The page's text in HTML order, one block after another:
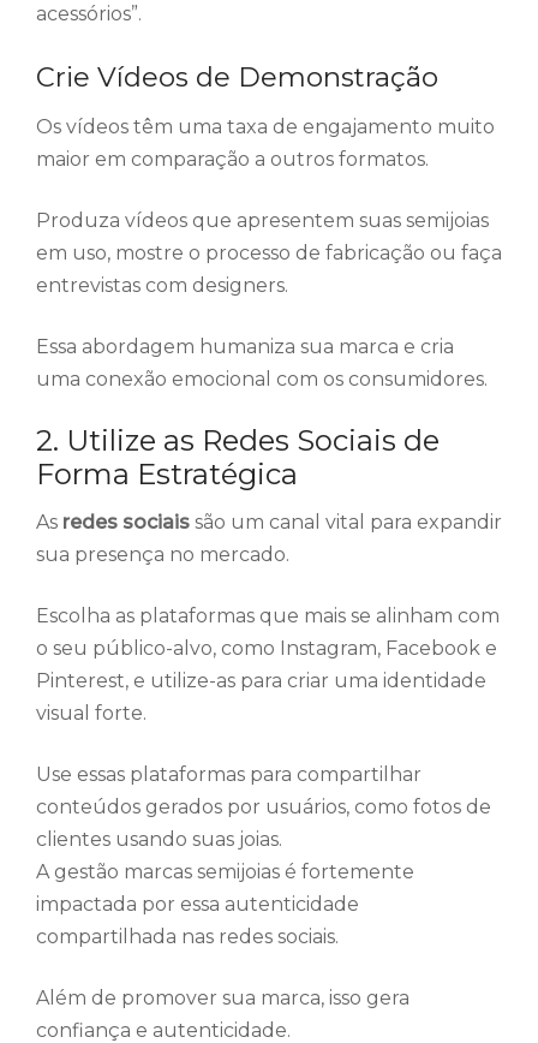
acessórios”.
Crie Vídeos de Demonstração
Os vídeos têm uma taxa de engajamento muito
maior em comparação a outros formatos.
Produza vídeos que apresentem suas semijoias
em uso, mostre o processo de fabricação ou faça
entrevistas com designers.
Essa abordagem humaniza sua marca e cria
uma conexão emocional com os consumidores.
2. Utilize as Redes Sociais de
Forma Estratégica
As redes sociais são um canal vital para expandir
sua presença no mercado.
Escolha as plataformas que mais se alinham com
o seu público-alvo, como Instagram, Facebook e
Pinterest, e utilize-as para criar uma identidade
visual forte.
Use essas plataformas para compartilhar
conteúdos gerados por usuários, como fotos de
clientes usando suas joias.
A gestão marcas semijoias é fortemente
impactada por essa autenticidade
compartilhada nas redes sociais.
Além de promover sua marca, isso gera
confiança e autenticidade.